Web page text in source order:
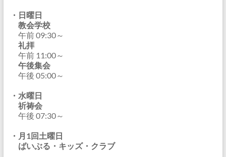
・日曜日
教会学校
午前 09:30～
礼拝
午前 11:00～
午後集会
午後 05:00～
・水曜日
祈祷会
午後 07:30～
・月1回土曜日
ばいぶる・キッズ・クラブ